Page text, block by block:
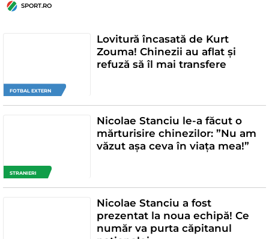
SPORT.RO
FOTBAL EXTERN
Lovitură încasată de Kurt
Zouma! Chinezii au aflat și
refuză să îl mai transfere
STRANIERI
Nicolae Stanciu le-a făcut o
mărturisire chinezilor: ”Nu am
văzut așa ceva în viața mea!”
Nicolae Stanciu a fost
prezentat la noua echipă! Ce
număr va purta căpitanul